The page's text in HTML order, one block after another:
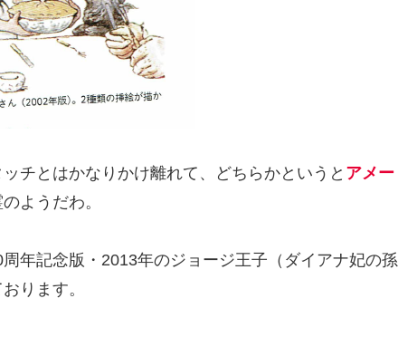
チとはかなりかけ離れて、どちらかというと アメー
ようだわ。
年記念版・2013年のジョージ王子（ダイアナ妃の孫
ります。